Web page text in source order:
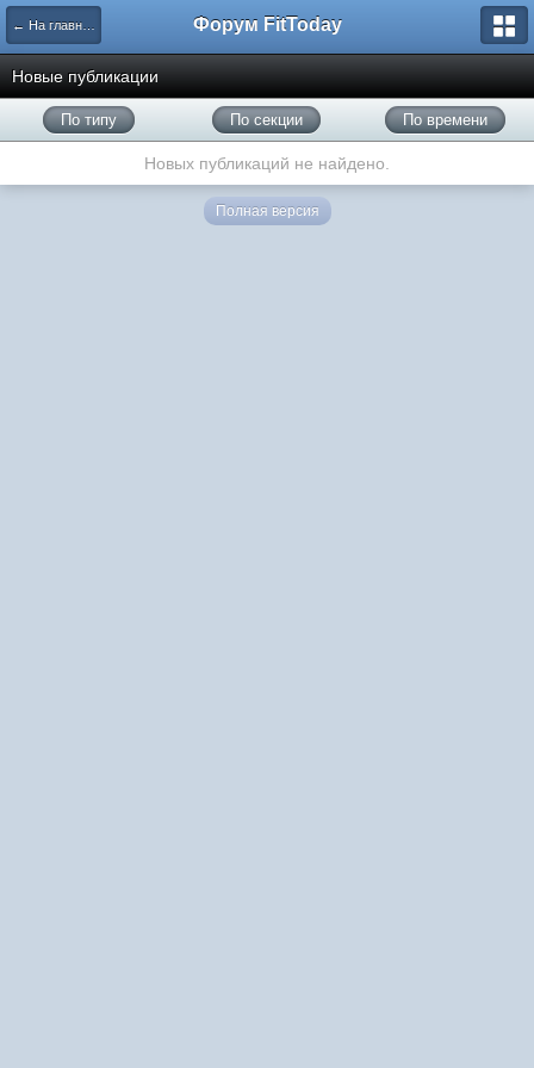
← На главную Форум FitToday
Новые публикации
По типу По секции По времени
Новых публикаций не найдено.
Полная версия